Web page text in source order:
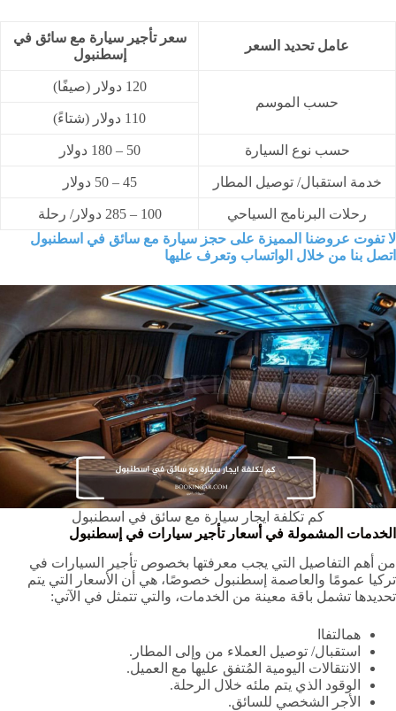
عامل تحديد السعر
سعر تأجير سيارة مع سائق في
إسطنبول
حسب الموسم
120 دولار (صيفًا)
110 دولار (شتاءً)
حسب نوع السيارة 50 – 180 دولار
خدمة استقبال/ توصيل المطار 45 – 50 دولار
رحلات البرنامج السياحي
100 – 285 دولار/ رحلة
لا تفوت عروضنا المميزة على حجز سيارة مع سائق في اسطنبول
اتصل بنا من خلال الواتساب وتعرف عليها
كم تكلفة ايجار سيارة مع سائق في اسطنبول
الخدمات المشمولة في أسعار تأجير سيارات في إسطنبول
من أهم التفاصيل التي يجب معرفتها بخصوص تأجير السيارات في
تركيا عمومًا والعاصمة إسطنبول خصوصًا، هي أن الأسعار التي يتم
تحديدها تشمل باقة معينة من الخدمات، والتي تتمثل في الآتي:
همالتفاا
استقبال/ توصيل العملاء من وإلى المطار.
الانتقالات اليومية المُتفق عليها مع العميل.
الوقود الذي يتم ملئه خلال الرحلة.
الأجر الشخصي للسائق.